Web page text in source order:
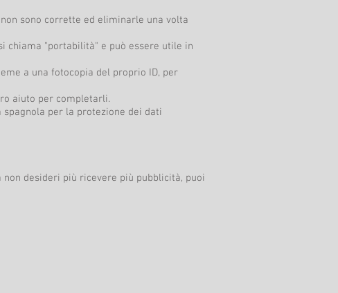
sono corrette ed eliminarle una volta
"portabilità" e può essere utile in
a una fotocopia del proprio ID, per
aiuto per completarli.
per la protezione dei dati
desideri più ricevere più pubblicità, puoi